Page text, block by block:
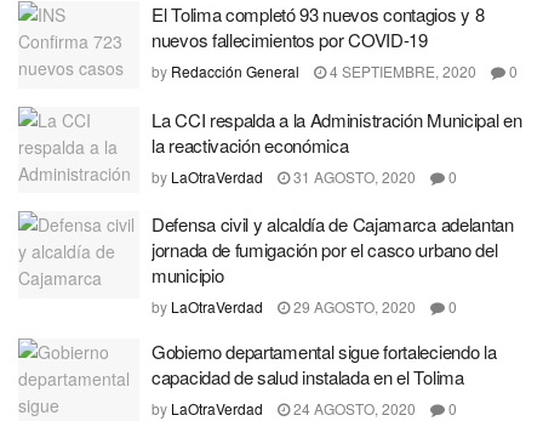
El Tolima completó 93 nuevos contagios y 8
nuevos fallecimientos por COVID-19
by Redacción General 4 SEPTIEMBRE, 2020 0
La CCI respalda a la Administración Municipal en
la reactivación económica
by LaOtraVerdad 31 AGOSTO, 2020 0
Defensa civil y alcaldía de Cajamarca adelantan
jornada de fumigación por el casco urbano del
municipio
by LaOtraVerdad 29 AGOSTO, 2020 0
Gobierno departamental sigue fortaleciendo la
capacidad de salud instalada en el Tolima
by LaOtraVerdad 24 AGOSTO, 2020 0